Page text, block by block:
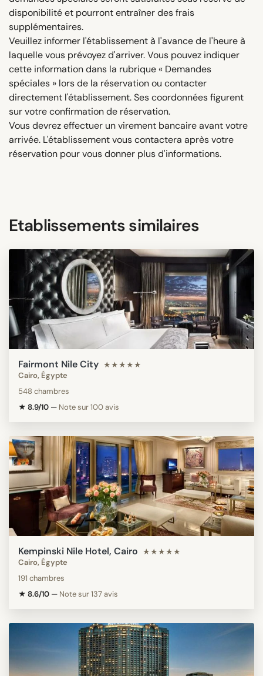
disponibilité et pourront entraîner des frais
supplémentaires.
Veuillez informer l'établissement à l'avance de l'heure à
laquelle vous prévoyez d'arriver. Vous pouvez indiquer
cette information dans la rubrique « Demandes
spéciales » lors de la réservation ou contacter
directement l'établissement. Ses coordonnées figurent
sur votre confirmation de réservation.
Vous devrez effectuer un virement bancaire avant votre
arrivée. L'établissement vous contactera après votre
réservation pour vous donner plus d'informations.
Etablissements similaires
Fairmont Nile City ★★★★★
Cairo, Égypte
548 chambres
★ 8.9/10 — Note sur 100 avis
Kempinski Nile Hotel, Cairo ★★★★★
Cairo, Égypte
191 chambres
★ 8.6/10 — Note sur 137 avis